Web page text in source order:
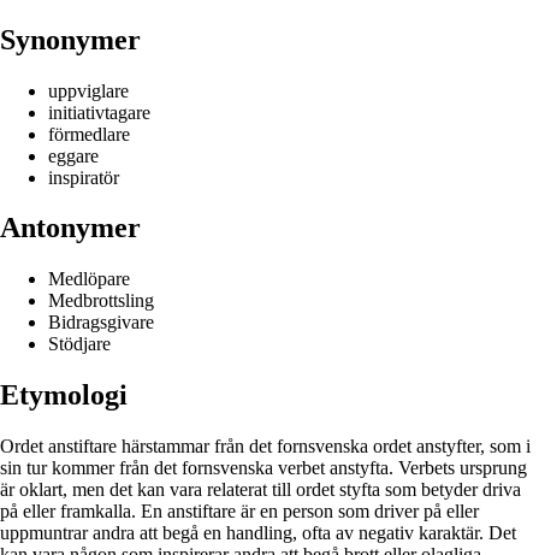
Synonymer
uppviglare
initiativtagare
förmedlare
eggare
inspiratör
Antonymer
Medlöpare
Medbrottsling
Bidragsgivare
Stödjare
Etymologi
Ordet anstiftare härstammar från det fornsvenska ordet anstyfter, som i
sin tur kommer från det fornsvenska verbet anstyfta. Verbets ursprung
är oklart, men det kan vara relaterat till ordet styfta som betyder driva
på eller framkalla. En anstiftare är en person som driver på eller
uppmuntrar andra att begå en handling, ofta av negativ karaktär. Det